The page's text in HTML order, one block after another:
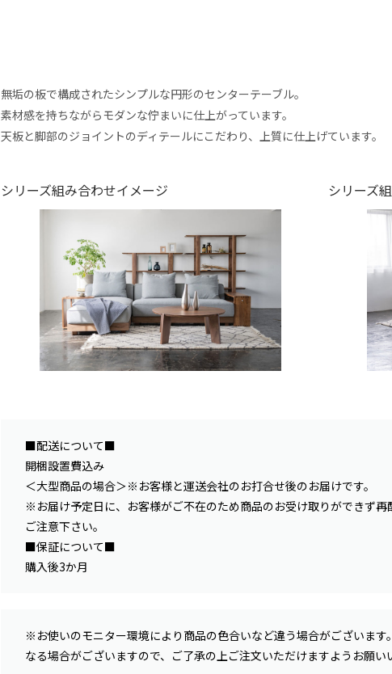
無垢の板で構成されたシンプルな円形のセンターテーブル。
素材感を持ちながらモダンな佇まいに仕上がっています。
天板と脚部のジョイントのディテールにこだわり、上質に仕上げています。
シリーズ組み合わせイメージ シリーズ
■配送について■
開梱設置費込み
＜大型商品の場合＞※お客様と運送会社のお打合せ後のお届けです。
※お届け予定日に、お客様がご不在のため商品のお受け取りができず
ご注意下さい。
■保証について■
購入後3か月
※お使いのモニター環境により商品の色合いなど違う場合がございま
なる場合がございますので、ご了承の上ご注文いただけますようお願い